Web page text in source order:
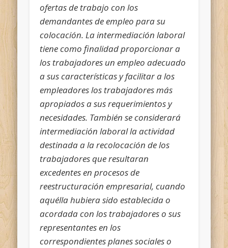
ofertas de trabajo con los
demandantes de empleo para su
colocación. La intermediación laboral
tiene como finalidad proporcionar a
los trabajadores un empleo adecuado
a sus características y facilitar a los
empleadores los trabajadores más
apropiados a sus requerimientos y
necesidades. También se considerará
intermediación laboral la actividad
destinada a la recolocación de los
trabajadores que resultaran
excedentes en procesos de
reestructuración empresarial, cuando
aquélla hubiera sido establecida o
acordada con los trabajadores o sus
representantes en los
correspondientes planes sociales o